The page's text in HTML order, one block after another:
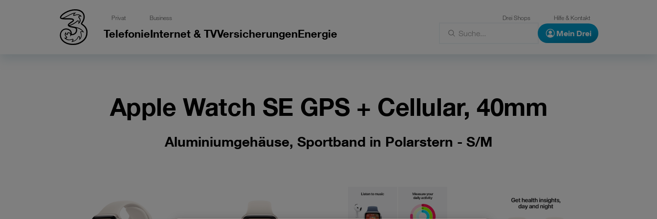
Privat Business Drei Shops Hilfe & Kontakt
TelefonieInternet & TVVersicherungenEnergie Mein Drei
Apple Watch SE GPS + Cellular, 40mm
Aluminiumgehäuse, Sportband in Polarstern - S/M